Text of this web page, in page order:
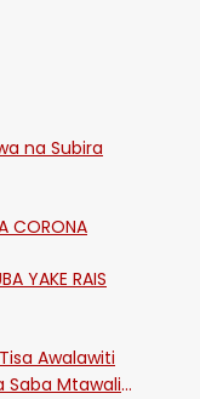
na Subira
CORONA
Awalawiti
Saba Mtawalia